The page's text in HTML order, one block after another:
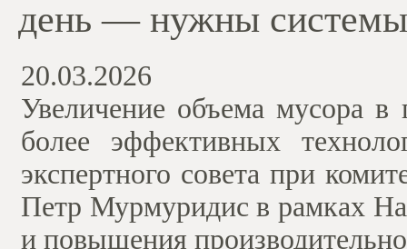
день — нужны системы
20.03.2026
Увеличение объема мусора в
более эффективных
экспертного совета при
Петр Мурмуридис в рамках
и повышения